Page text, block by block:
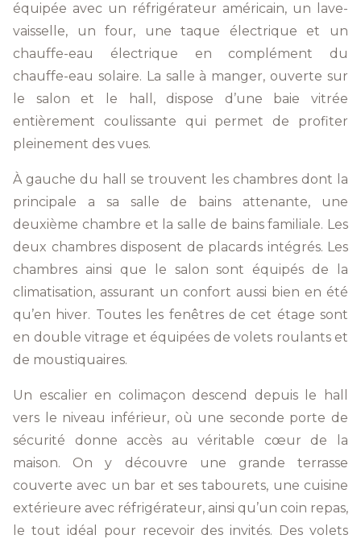
équipée avec un réfrigérateur américain, un lave-
vaisselle, un four, une taque électrique et un
chauffe-eau électrique en complément du
chauffe-eau solaire. La salle à manger, ouverte sur
le salon et le hall, dispose d’une baie vitrée
entièrement coulissante qui permet de profiter
pleinement des vues.
À gauche du hall se trouvent les chambres dont la
principale a sa salle de bains attenante, une
deuxième chambre et la salle de bains familiale. Les
deux chambres disposent de placards intégrés. Les
chambres ainsi que le salon sont équipés de la
climatisation, assurant un confort aussi bien en été
qu’en hiver. Toutes les fenêtres de cet étage sont
en double vitrage et équipées de volets roulants et
de moustiquaires.
Un escalier en colimaçon descend depuis le hall
vers le niveau inférieur, où une seconde porte de
sécurité donne accès au véritable cœur de la
maison. On y découvre une grande terrasse
couverte avec un bar et ses tabourets, une cuisine
extérieure avec réfrigérateur, ainsi qu’un coin repas,
le tout idéal pour recevoir des invités. Des volets